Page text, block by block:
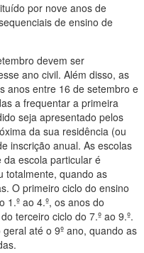
por nove anos de
de ensino de
devem ser
ano civil. Além disso, as
anos entre 16 de setembro e
a frequentar a primeira
seja apresentado pelos
da sua residência (ou
inscrição anual. As escolas
escola particular é
totalmente, quando as
O primeiro ciclo do ensino
1.º ao 4.º, os anos do
terceiro ciclo do 7.º ao 9.º.
até o 9º ano, quando as